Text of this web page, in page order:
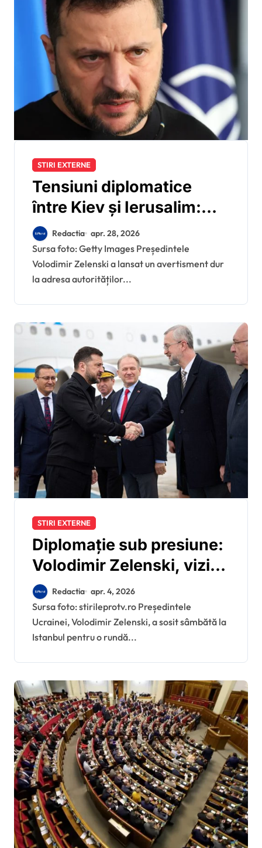
STIRI EXTERNE
Tensiuni diplomatice
între Kiev și Ierusalim:
Volodimir Zelenski critică
acceptarea în porturile
israeliene a cerealelor
care i-ar fi fost furate de
către Rusia
Redactia apr. 28, 2026
Sursa foto: Getty Images Președintele
Volodimir Zelenski a lansat un avertisment dur
la adresa autorităților...
STIRI EXTERNE
Diplomație sub presiune:
Volodimir Zelenski, vizită
crucială la Istanbul
pentru discuții cu Recep
Tayyip Erdoğan
Redactia apr. 4, 2026
Sursa foto: stirileprotv.ro Președintele
Ucrainei, Volodimir Zelenski, a sosit sâmbătă la
Istanbul pentru o rundă...